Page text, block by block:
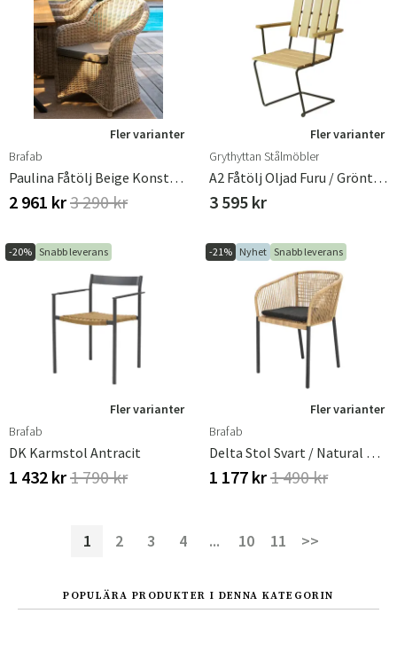
Fler varianter
Brafab
Paulina Fåtölj Beige Konstrotting
2 961 kr3 290 kr
Fler varianter
Grythyttan Stålmöbler
A2 Fåtölj Oljad Furu / Grönt Stativ
3 595 kr
-20% Snabb leverans
Fler varianter
Brafab
DK Karmstol Antracit
1 432 kr1 790 kr
-21% Nyhet Snabb leverans
Fler varianter
Brafab
Delta Stol Svart / Natural Wicker/ Teddy Black
1 177 kr1 490 kr
1 2 3 4 ... 10 11 >>
POPULÄRA PRODUKTER I DENNA KATEGORIN